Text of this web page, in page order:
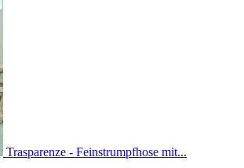
Trasparenze - Feinstrumpfhose mit...